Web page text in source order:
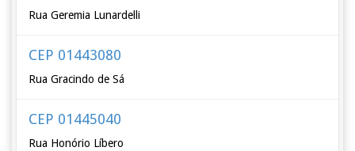
Rua Geremia Lunardelli
CEP 01443080
Rua Gracindo de Sá
CEP 01445040
Rua Honório Líbero